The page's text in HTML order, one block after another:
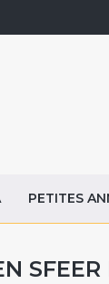
PETITES